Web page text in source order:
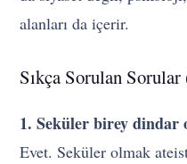
alanları da içerir.
Sıkça Sorulan Sorular
1. Seküler birey
Evet. Seküler olmak